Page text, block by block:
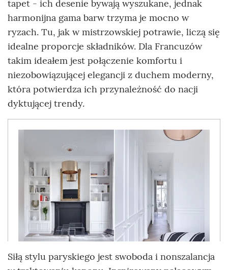
tapet - ich desenie bywają wyszukane, jednak
harmonijna gama barw trzyma je mocno w
ryzach. Tu, jak w mistrzowskiej potrawie, liczą się
idealne proporcje składników. Dla Francuzów
takim ideałem jest połączenie komfortu i
niezobowiązującej elegancji z duchem moderny,
która potwierdza ich przynależność do nacji
dyktującej trendy.
Siłą stylu paryskiego jest swoboda i nonszalancja